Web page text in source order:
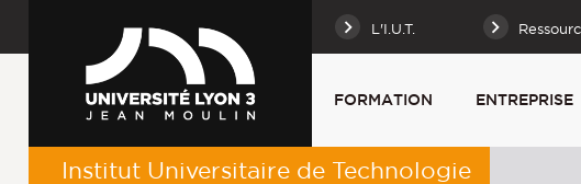
L'I.U.T.
FORMATION ENTREPRISE
Institut Universitaire de Technologie